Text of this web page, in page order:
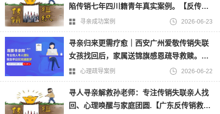
陷传销七年四川籍青年真实案例。【反传销
救助中心孙老师】
寻亲成功案例 2026-06-23
寻亲归来更需疗愈｜西安广州爱敬传销失联
女孩找回后，家属送锦旗感恩疏导救赎。
【反传销救助中心孙老师】
心理疏导案例 2026-06-22
寻人寻亲解救孙老师：专注传销失联亲人找
回、心理唤醒与家庭团圆.【广东反传销救助